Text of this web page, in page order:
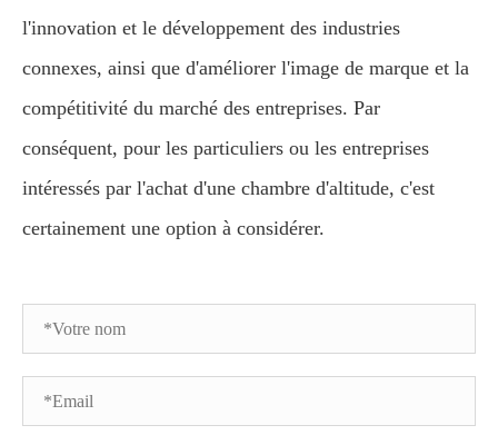
l'innovation et le développement des industries
connexes, ainsi que d'améliorer l'image de marque et la
compétitivité du marché des entreprises. Par
conséquent, pour les particuliers ou les entreprises
intéressés par l'achat d'une chambre d'altitude, c'est
certainement une option à considérer.